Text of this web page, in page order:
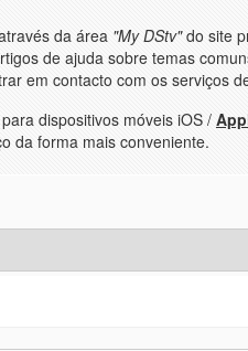
da área "My DStv"do site
de ajuda sobre temas
em contacto com os serviços
dispositivos móveis iOS /
da forma mais conveniente.